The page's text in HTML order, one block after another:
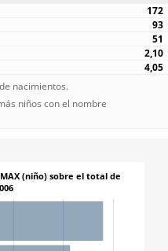
172
93
51
2,10
4,05
nacimientos.
niños con el nombre